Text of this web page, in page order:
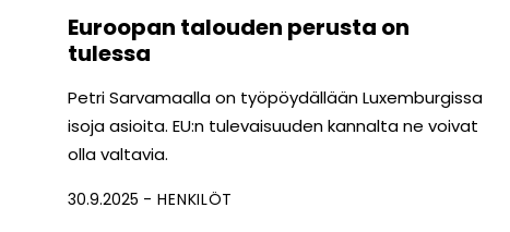
Euroopan talouden perusta on
tulessa
Petri Sarvamaalla on työpöydällään Luxemburgissa
isoja asioita. EU:n tulevaisuuden kannalta ne voivat
olla valtavia.
30.9.2025 HENKILÖT